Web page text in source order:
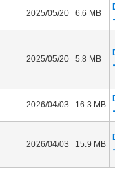
2025/05/20 6.6 MB
2025/05/20 5.8 MB
2026/04/03 16.3 MB
2026/04/03 15.9 MB